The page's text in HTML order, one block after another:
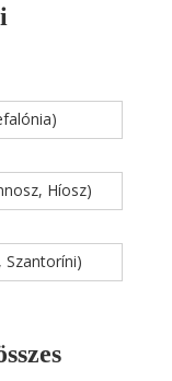
Híosz)
Szantoríni)